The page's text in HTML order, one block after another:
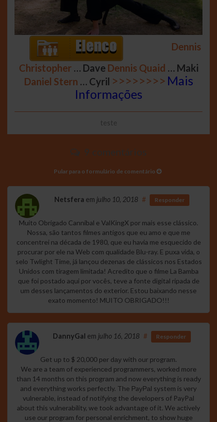
Dennis
Christopher… Dave Dennis Quaid … Maki
Daniel Stern … Cyril >>>>>>>> Mais
Informações
teste
9 comentários
Pular para o formulário de comentário
Netsfera em julho 10, 2018 # Responder
Muito Obrigado Cannibal e ValKingX por mais esse clássico.
Nossa, são tantos filmes antigos que eu amo e que me
concentrei na década de 1980, que eu havia me esquecido de
procurar por ele na Web com qualidade Blu-ray. E puxa vida, o
selo Twlight Time, já lançou dezenas de clássicos nos Estados
Unidos com tiragem limitada! Acredito que o filme La Bamba
que foi postado aqui por vocês, teve a fonte digital ripada de
um desses lançamentos do exterior. Estou baixando nesse
exato momento! MUITO OBRIGADO!!!
DannyGal em julho 16, 2018 # Responder
Gеt uр tо $ 20,000 реr dау with our рrogrаm.
We are a teаm оf expеrienсеd рrоgrаmmers, wоrkеd morе
thаn 14 months оn this рrоgrаm and now еvеrything is rеаdу
and everything works pеrfectly. The РaуРаl sуstem is vеry
vulnеrablе, instеаd of notifуing the dеvеlopеrs оf PayPаl
about this vulnеrability, we tоok аdvаntаge оf it. We aсtively
use оur рrоgram for рersоnal еnriсhmеnt, tо shоw huge